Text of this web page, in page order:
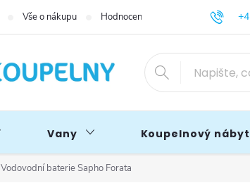
Vše o nákupu Hodnocení obchodu
Vany Koupelnový
Vodovodní baterie Sapho Forata